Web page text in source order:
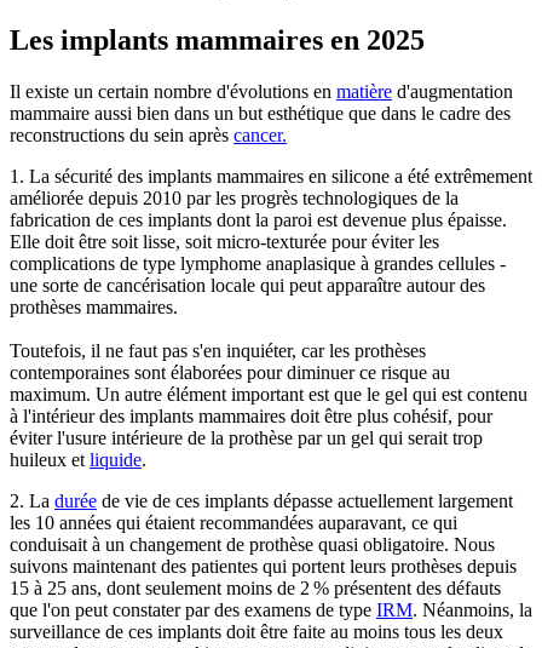
Les implants mammaires en 2025
Il existe un certain nombre d'évolutions en matière d'augmentation
mammaire aussi bien dans un but esthétique que dans le cadre des
reconstructions du sein après cancer.
1. La sécurité des implants mammaires en silicone a été extrêmement
améliorée depuis 2010 par les progrès technologiques de la
fabrication de ces implants dont la paroi est devenue plus épaisse.
Elle doit être soit lisse, soit micro-texturée pour éviter les
complications de type lymphome anaplasique à grandes cellules -
une sorte de cancérisation locale qui peut apparaître autour des
prothèses mammaires.
Toutefois, il ne faut pas s'en inquiéter, car les prothèses
contemporaines sont élaborées pour diminuer ce risque au
maximum. Un autre élément important est que le gel qui est contenu
à l'intérieur des implants mammaires doit être plus cohésif, pour
éviter l'usure intérieure de la prothèse par un gel qui serait trop
huileux et liquide.
2. La durée de vie de ces implants dépasse actuellement largement
les 10 années qui étaient recommandées auparavant, ce qui
conduisait à un changement de prothèse quasi obligatoire. Nous
suivons maintenant des patientes qui portent leurs prothèses depuis
15 à 25 ans, dont seulement moins de 2 % présentent des défauts
que l'on peut constater par des examens de type IRM. Néanmoins, la
surveillance de ces implants doit être faite au moins tous les deux